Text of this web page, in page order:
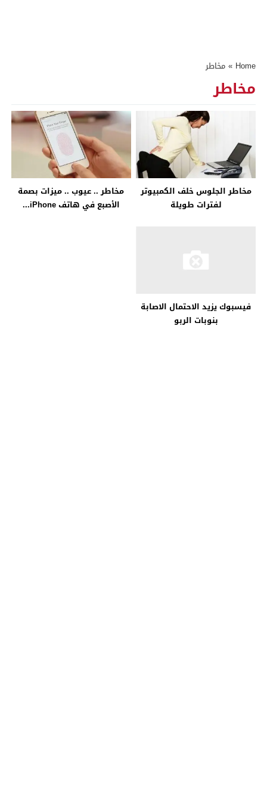
Home
» مخاطر
مخاطر
مخاطر الجلوس خلف الكمبيوتر
لفترات طويلة
مخاطر .. عيوب .. ميزات بصمة
الأصبع في هاتف iPhone...
فيسبوك يزيد الاحتمال الاصابة
بنوبات الربو